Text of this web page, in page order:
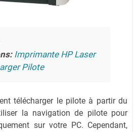
Imprimante HP Laser
Pilote
télécharger le pilote à partir du
la navigation de pilote pour
sur votre PC. Cependant,